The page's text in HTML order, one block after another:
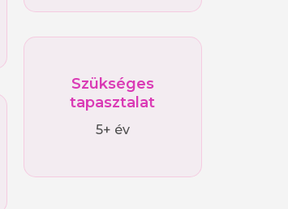
Szükséges
tapasztalat
5+ év